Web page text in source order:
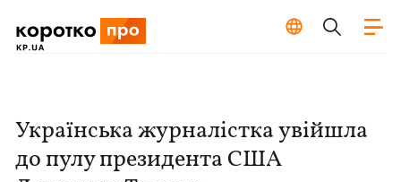
Українська журналістка увійшла
до пулу президента США